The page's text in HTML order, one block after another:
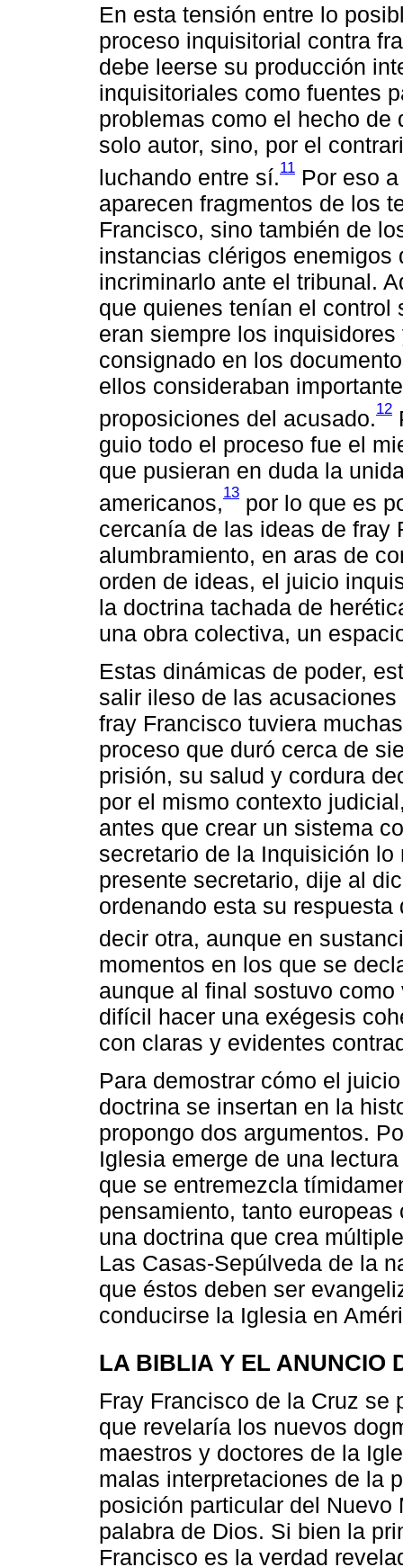
En esta tensión entre lo
proceso inquisitorial contra
debe leerse su producción
inquisitoriales como fuentes
problemas como el hecho
solo autor, sino, por el
luchando entre sí.11 Por eso
aparecen fragmentos de los
Francisco, sino también de
instancias clérigos enemigos
incriminarlo ante el tribunal.
que quienes tenían el control
eran siempre los
consignado en los
ellos consideraban
proposiciones del acusado.12
guio todo el proceso fue el
que pusieran en duda la
americanos,13 por lo que es
cercanía de las ideas de fray
alumbramiento, en aras de
orden de ideas, el juicio
la doctrina tachada de
una obra colectiva, un
Estas dinámicas de poder,
salir ileso de las
fray Francisco tuviera
proceso que duró cerca de
prisión, su salud y cordura
por el mismo contexto
antes que crear un sistema
secretario de la Inquisición
presente secretario, dije al
ordenando esta su
decir otra, aunque en
momentos en los que se
aunque al final sostuvo
difícil hacer una exégesis
con claras y evidentes
Para demostrar cómo el
doctrina se insertan en la
propongo dos argumentos.
Iglesia emerge de una
que se entremezcla
pensamiento, tanto
una doctrina que crea
Las Casas-Sepúlveda de la
que éstos deben ser
conducirse la Iglesia en
LA BIBLIA Y EL ANUNCIO
Fray Francisco de la Cruz se
que revelaría los nuevos
maestros y doctores de la
malas interpretaciones de la
posición particular del
palabra de Dios. Si bien la
Francisco es la verdad